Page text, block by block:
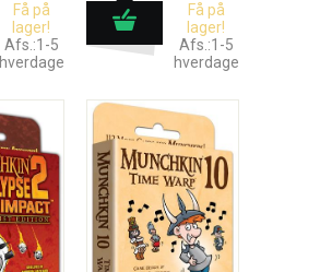
Få på
lager!
Afs.:1-5
hverdage
Få på
lager!
Afs.:1-5
hverdage